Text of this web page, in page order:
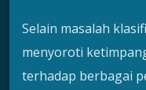
Selain masalah
menyoroti
terhadap berbagai